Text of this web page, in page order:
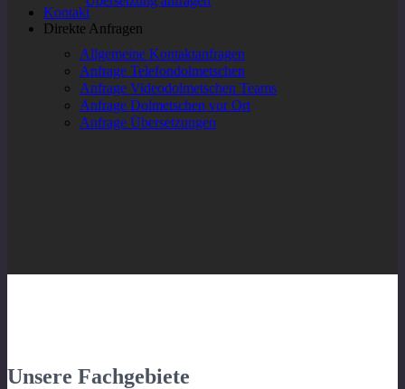
Kontakt
Direkte Anfragen
Allgemeine Kontaktanfragen
Anfrage Telefondolmetschen
Anfrage Videodolmetschen Teams
Anfrage Dolmetschen vor Ort
Anfrage Übersetzungen
Unsere Fachgebiete